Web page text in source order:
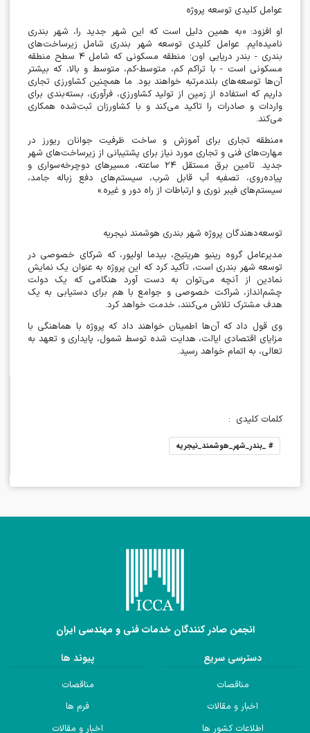
عوامل کلیدی توسعه پروژه
او افزود: «به همین دلیل است که این شهر جدید را، شهر بندری
نامیده‌ایم. عوامل کلیدی توسعه شهر بندری شامل زیرساخت‌های
بندری - بندر دریایی اون؛ منطقه مسکونی که شامل ۴ سطح منطقه
مسکونی است - با تراکم کم، متوسط-کم، متوسط و بالا، که بیشتر
آن‌ها توسعه‌های بلندمرتبه خواهند بود. ما همچنین کشاورزی تجاری
داریم که استفاده از زمین از تولید کشاورزی، فرآوری، بسته‌بندی برای
واردات و صادرات را تاکید می‌کند و با کشاورزان ثبت‌شده همکاری
می‌کند.
«منطقه تجاری برای آموزش و ساخت ظرفیت جوانان ریورز در
مهارت‌های فنی و تجاری مورد نیاز برای پشتیبانی از زیرساخت‌های شهر
جدید. تامین برق مستقل ۲۴ ساعته، مسیرهای دوچرخه‌سواری و
پیاده‌روی، تصفیه آب قابل شرب، سیستم‌های دفع زباله جامد،
سیستم‌های فیبر نوری و ارتباطات از راه دور و غیره.»
توسعه‌دهندگان پروژه شهر بندری هوشمند نیجریه
مدیرعامل گروه رینبو هریتیج، بیدما اولیور، که شرکای خصوصی در
توسعه شهر بندری است، تأکید کرد که این پروژه به عنوان یک نمایش
نمادین از آنچه می‌توان به دست آورد هنگامی که یک دولت
چشم‌انداز، شراکت خصوصی و جوامع با هم برای دستیابی به یک
هدف مشترک تلاش می‌کنند، خدمت خواهد کرد.
وی قول داد که آن‌ها اطمینان خواهند داد که پروژه با هماهنگی با
مزایای اقتصادی ایالت، هدایت شده توسط شمول، پایداری و تعهد به
تعالی، به اتمام خواهد رسید.
کلمات کلیدی :
# _بندر_شهر_هوشمند_نیجریه
انجمن صادر کنندگان خدمات فنی و مهندسی ایران
دسترسی سریع
مناقصات
اخبار و مقالات
اطلاعات کشور ها
پیوند ها
مناقصات
فرم ها
اخبار و مقالات